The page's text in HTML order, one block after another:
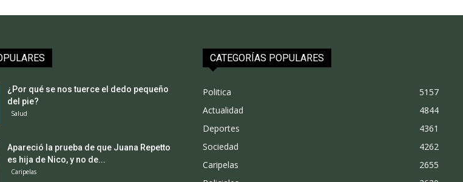
¿Por qué se nos tuerce el dedo pequeño
del pie?
Salud
Apareció la prueba de que Juana Repetto
es hija de Nico, y no de...
Caripelas
CATEGORÍAS POPULARES
Politica
5157
Actualidad
4844
Deportes
4361
Sociedad
4262
Caripelas
2655